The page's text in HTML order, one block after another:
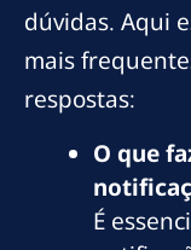
dúvidas. Aqui
mais
respostas:
O que
É